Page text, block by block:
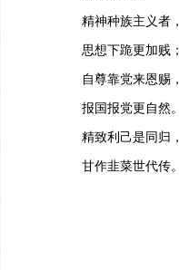
精神种族主义者，
思想下跪更加贱；
自尊靠党来恩赐，
报国报党更自然。
精致利己是同归，
甘作韭菜世代传。